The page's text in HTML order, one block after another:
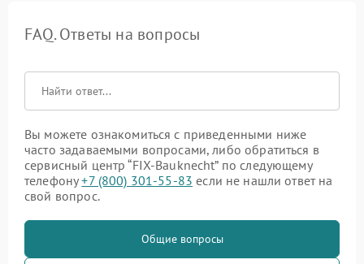
FAQ. Ответы на вопросы
Вы можете ознакомиться с приведенными ниже
часто задаваемыми вопросами, либо обратиться в
сервисный центр “FIX-Bauknecht” по следующему
телефону+7 (800) 301-55-83 если не нашли ответ на
свой вопрос.
Общие вопросы